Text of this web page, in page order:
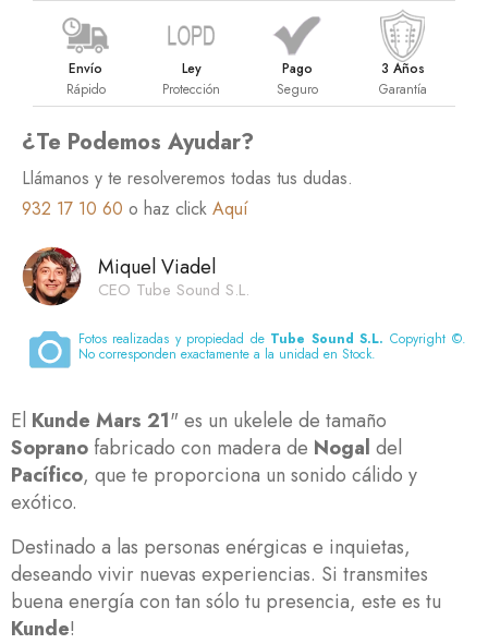
Envío
Rápido
Ley
Protección
Pago
Seguro
3 Años
Garantía
¿Te Podemos Ayudar?
Llámanos y te resolveremos todas tus dudas.
932 17 10 60 o haz click Aquí
Miquel Viadel
CEO Tube Sound S.L.
Fotos realizadas y propiedad de Tube Sound S.L. Copyright ©.
No corresponden exactamente a la unidad en Stock.
El Kunde Mars 21" es un ukelele de tamaño
Soprano fabricado con madera de Nogal del
Pacífico, que te proporciona un sonido cálido y
exótico.
Destinado a las personas enérgicas e inquietas,
deseando vivir nuevas experiencias. Si transmites
buena energía con tan sólo tu presencia, este es tu
Kunde!